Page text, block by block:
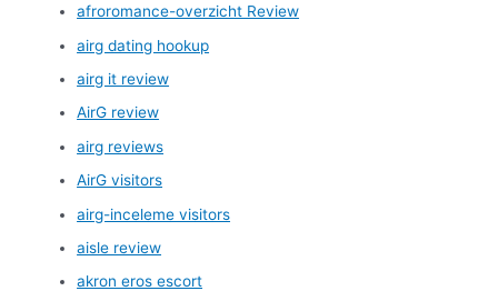
afroromance-overzicht Review
airg dating hookup
airg it review
AirG review
airg reviews
AirG visitors
airg-inceleme visitors
aisle review
akron eros escort